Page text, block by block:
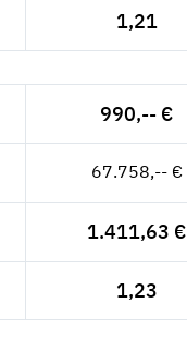
1,21
990,-- €
67.758,-- €
1.411,63 €
1,23